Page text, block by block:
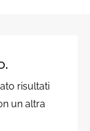
risultati
un altra